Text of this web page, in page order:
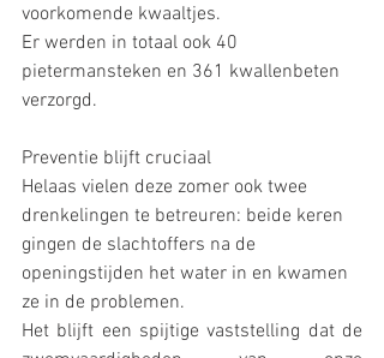
voorkomende kwaaltjes.
Er werden in totaal ook 40
pietermansteken en 361 kwallenbeten
verzorgd.
Preventie blijft cruciaal
Helaas vielen deze zomer ook twee
drenkelingen te betreuren: beide keren
gingen de slachtoffers na de
openingstijden het water in en kwamen
ze in de problemen.
Het blijft een spijtige vaststelling dat de